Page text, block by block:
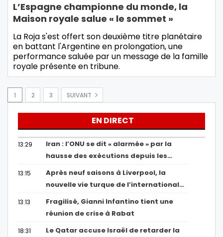
L’Espagne championne du monde, la
Maison royale salue « le sommet »
La Roja s'est offert son deuxième titre planétaire
en battant l'Argentine en prolongation, une
performance saluée par un message de la famille
royale présente en tribune.
1 2 3 SUIVANT
EN DIRECT
13:29
Iran : l’ONU se dit « alarmée » par la
hausse des exécutions depuis les…
13:15
Après neuf saisons à Liverpool, la
nouvelle vie turque de l’international…
13:13
Fragilisé, Gianni Infantino tient une
réunion de crise à Rabat
18:31
Le Qatar accuse Israël de retarder la